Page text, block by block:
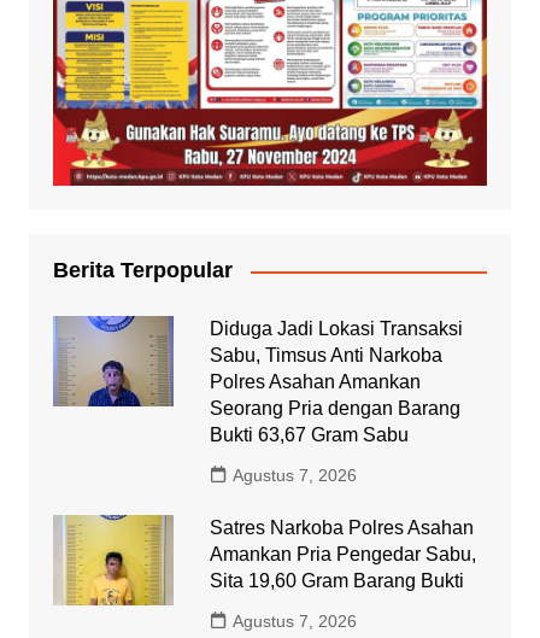
Berita Terpopular
Diduga Jadi Lokasi Transaksi
Sabu, Timsus Anti Narkoba
Polres Asahan Amankan
Seorang Pria dengan Barang
Bukti 63,67 Gram Sabu
Agustus 7, 2026
Satres Narkoba Polres Asahan
Amankan Pria Pengedar Sabu,
Sita 19,60 Gram Barang Bukti
Agustus 7, 2026